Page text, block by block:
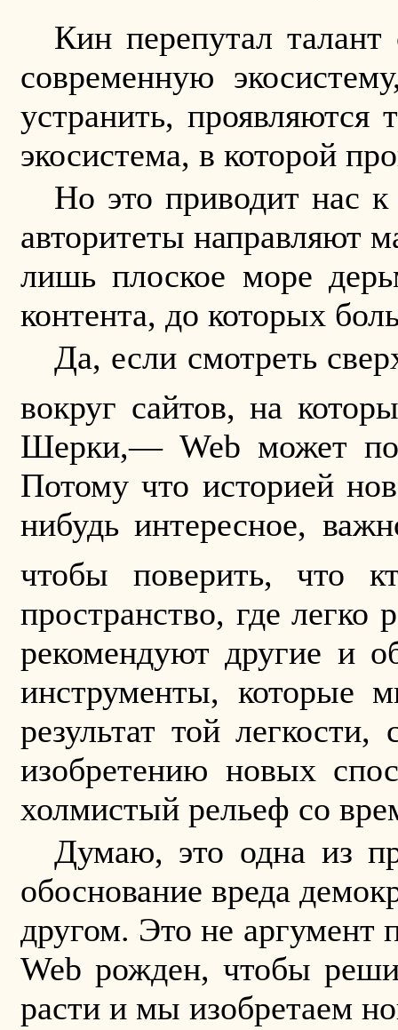
Кин перепутал талант
современную
устранить,
экосистема, в которой
Но это приводит нас
авторитеты направляют
лишь плоское море
контента, до которых
Да, если смотреть
вокруг сайтов, на
Шерки,— Web может
Потому что историей
нибудь интересное,
чтобы поверить, что
пространство, где легко
рекомендуют другие и
инструменты, которые
результат той
изобретению новых
холмистый рельеф со
Думаю, это одна из
обоснование вреда
другом. Это не аргумент
Web рожден, чтобы
расти и мы изобретаем